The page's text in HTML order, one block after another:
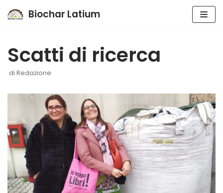
contenuto
Biochar Latium
Scatti di ricerca
di Redazione